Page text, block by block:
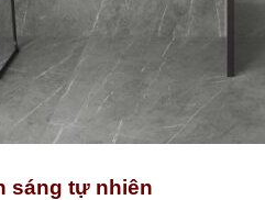
sáng tự nhiên